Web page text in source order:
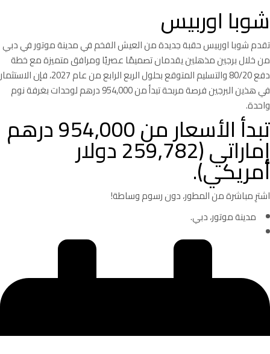
شوبا اوربيس
تقدم شوبا اوربيس حقبة جديدة من العيش الفخم في مدينة موتور في دبي
من خلال برجين مذهلين يقدمان تصميمًا عصريًا ومرافق متميزة مع خطة
دفع 80/20 والتسليم المتوقع بحلول الربع الرابع من عام 2027، فإن الاستثمار
في هذين البرجين فرصة مربحة تبدأ من 954,000 درهم لوحدات بغرفة نوم
واحدة.
تبدأ الأسعار من 954,000 درهم
إماراتي (259,782 دولار
أمريكي).
اشترِ مباشرة من المطور، دون رسوم وساطة!
مدينة موتور، دبي.